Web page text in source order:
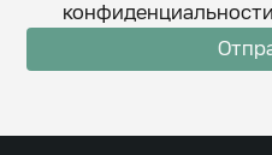
конфиденциальности